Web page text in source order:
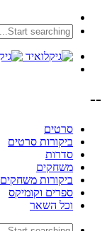
--
סרטים
ביקורות סרטים
סדרות
משחקים
ביקורות משחקים
ספרים וקומיקס
וכל השאר